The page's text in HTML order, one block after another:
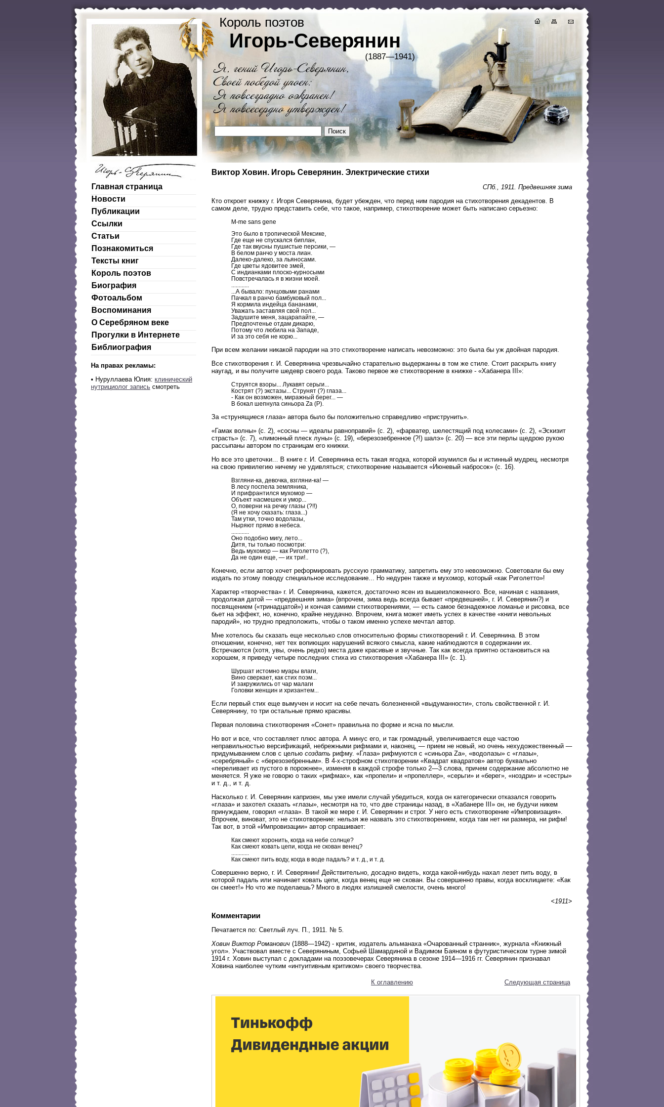
Король поэтов
Игорь-Северянин
(1887—1941)
Главная страница
Новости
Публикации
Ссылки
Статьи
Познакомиться
Тексты книг
Король поэтов
Биография
Фотоальбом
Воспоминания
О Серебряном веке
Прогулки в Интернете
Библиография
На правах рекламы:
• Нуруллаева Юлия: клинический
нутрициолог запись смотреть
Виктор Ховин. Игорь Северянин. Электрические стихи
СПб., 1911. Предвешняя зима
Кто откроет книжку г. Игоря Северянина, будет убежден, что перед ним пародия на стихотворения декадентов. В
самом деле, трудно представить себе, что такое, например, стихотворение может быть написано серьезно:
М-me sans gene
Это было в тропической Мексике,
Где еще не спускался биплан,
Где так вкусны пушистые персики, —
В белом ранчо у моста лиан.
Далеко-далеко, за льяносами.
Где цветы ядовитее змей,
С индианками плоско-курносыми
Повстречалась я в жизни моей.
...А бывало: пунцовыми ранами
Пачкал в ранчо бамбуковый пол...
Я кормила индейца бананами,
Уважать заставляя свой пол...
Задушите меня, зацарапайте, —
Предпочтенье отдам дикарю,
Потому что любила на Западе,
И за это себя не корю...
При всем желании никакой пародии на это стихотворение написать невозможно: это была бы уж двойная пародия.
Все стихотворения г. И. Северянина чрезвычайно старательно выдержанны в том же стиле. Стоит раскрыть книгу
наугад, и вы получите шедевр своего рода. Таково первое же стихотворение в книжке - «Хабанера III»:
Струятся взоры... Лукавят серьги...
Кострят (?) экстазы... Струнят (?) глаза...
- Как он возможен, миражный берег... —
В бокал шепнула синьора Za (Р).
За «струнящиеся глаза» автора было бы положительно справедливо «приструнить».
«Гамак волны» (с. 2), «сосны — идеалы равноправий» (с. 2), «фарватер, шелестящий под колесами» (с. 2), «Эскизит
страсть» (с. 7), «лимонный плеск луны» (с. 19), «березозебренное (?!) шалэ» (с. 20) — все эти перлы щедрою рукою
рассыпаны автором по страницам его книжки.
Но все это цветочки... В книге г. И. Северянина есть такая ягодка, которой изумился бы и истинный мудрец, несмотря
на свою привилегию ничему не удивляться; стихотворение называется «Июневый набросок» (с. 16).
Взгляни-ка, девочка, взгляни-ка! —
В лесу поспела земляника,
И прифрантился мухомор —
Объект насмешек и умор...
О, поверни на речку глазы (?!!)
(Я не хочу сказать: глаза...)
Там утки, точно водолазы,
Ныряют прямо в небеса.
Оно подобно мигу, лето...
Дитя, ты только посмотри:
Ведь мухомор — как Риголетто (?),
Да не один еще, — их три!..
Конечно, если автор хочет реформировать русскую грамматику, запретить ему это невозможно. Советовали бы ему
издать по этому поводу специальное исследование... Но недурен также и мухомор, который «как Риголетто»!
Характер «творчества» г. И. Северянина, кажется, достаточно ясен из вышеизложенного. Все, начиная с названия,
продолжая датой — «предвешняя зима» (впрочем, зима ведь всегда бывает «предвешней», г. И. Северянин?) и
посвящением («тринадцатой») и кончая самими стихотворениями, — есть самое безнадежное ломанье и рисовка, все
бьет на эффект, но, конечно, крайне неудачно. Впрочем, книга может иметь успех в качестве «книги невольных
пародий», но трудно предположить, чтобы о таком именно успехе мечтал автор.
Мне хотелось бы сказать еще несколько слов относительно формы стихотворений г. И. Северянина. В этом
отношении, конечно, нет тех вопиющих нарушений всякого смысла, какие наблюдаются в содержании их.
Встречаются (хотя, увы, очень редко) места даже красивые и звучные. Так как всегда приятно остановиться на
хорошем, я приведу четыре последних стиха из стихотворения «Хабанера III» (с. 1).
Шуршат истомно муары влаги,
Вино сверкает, как стих поэм...
И закружились от чap малаги
Головки женщин и хризантем...
Если первый стих еще вымучен и носит на себе печать болезненной «выдуманности», столь свойственной г. И.
Северянину, то три остальные прямо красивы.
Первая половина стихотворения «Сонет» правильна по форме и ясна по мысли.
Но вот и все, что составляет плюс автора. А минус его, и так громадный, увеличивается еще частою
неправильностью версификаций, небрежными рифмами и, наконец, — прием не новый, но очень нехудожественный —
придумыванием слов с целью создать рифму. «Глаза» рифмуются с «синьора Za», «водолазы» с «глазы»,
«серебряный» с «березозебренным». В 4-х-строфном стихотворении «Квадрат квадратов» автор буквально
«переливает из пустого в порожнее», изменяя в каждой строфе только 2—3 слова, причем содержание абсолютно не
меняется. Я уже не говорю о таких «рифмах», как «пропели» и «пропеллер», «серьги» и «берег», «ноздри» и «сестры»
и т. д., и т. д.
Насколько г. И. Северянин капризен, мы уже имели случай убедиться, когда он категорически отказался говорить
«глаза» и захотел сказать «глазы», несмотря на то, что две страницы назад, в «Хабанере III» он, не будучи никем
принуждаем, говорил «глаза». В такой же мере г. И. Северянин и строг. У него есть стихотворение «Импровизация».
Впрочем, виноват, это не стихотворение: нельзя же назвать это стихотворением, когда там нет ни размера, ни рифм!
Так вот, в этой «Импровизации» автор спрашивает:
Как смеют хоронить, когда на небе солнце?
Как смеют ковать цепи, когда не скован венец?
Как смеют пить воду, когда в воде падаль? и т. д., и т. д.
Совершенно верно, г. И. Северянин! Действительно, досадно видеть, когда какой-нибудь нахал лезет пить воду, в
которой падаль или начинает ковать цепи, когда венец еще не скован. Вы совершенно правы, когда восклицаете: «Как
он смеет!» Но что же поделаешь? Много в людях излишней смелости, очень много!
<1911>
Комментарии
Печатается по: Светлый луч. П., 1911. № 5.
Ховин Виктор Романович (1888—1942) - критик, издатель альманаха «Очарованный странник», журнала «Книжный
угол». Участвовал вместе с Северяниным, Софьей Шамардиной и Вадимом Баяном в футуристическом турне зимой
1914 г. Ховин выступал с докладами на поэзовечерах Северянина в сезоне 1914—1916 гг. Северянин признавал
Ховина наиболее чутким «интуитивным критиком» своего творчества.
К оглавлению Следующая страница